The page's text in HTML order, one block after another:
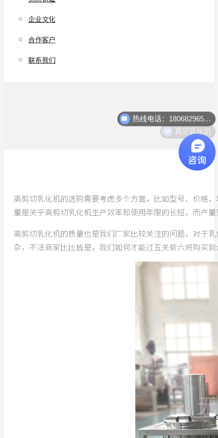
企业文化
合作客户
联系我们
高剪切乳化机的选购需要考虑多个方面，比如型号、价格
量是关乎高剪切乳化机生产效率和使用年限的长短，而产
高剪切乳化机的质量也是我们厂家比较关注的问题，对于
杂，不法商家比比皆是，我们如何才能过五关斩六将购买
真空乳化机